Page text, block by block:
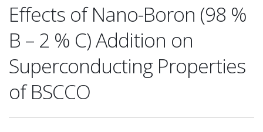
Effects of Nano-Boron (98 %
B – 2 % C) Addition on
Superconducting Properties
of BSCCO